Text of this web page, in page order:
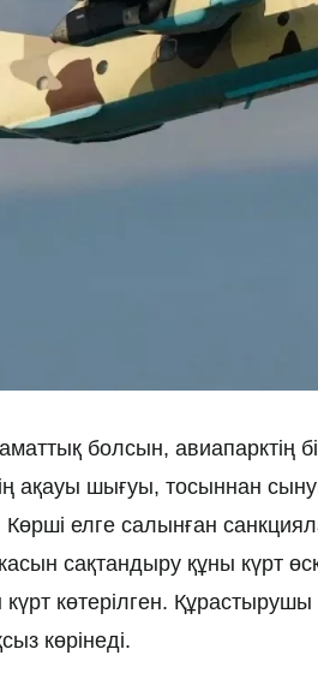
болсын, авиапарктің
ақауы шығуы, тосыннан
елге салынған
сақтандыру құны күрт
көтерілген.
көрінеді.